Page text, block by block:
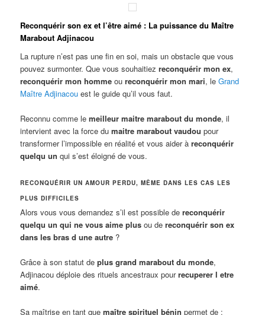
Reconquérir son ex et l’être aimé : La puissance du Maître
Marabout Adjinacou
La rupture n’est pas une fin en soi, mais un obstacle que vous
pouvez surmonter. Que vous souhaitiezreconquérir mon ex,
reconquérir mon homme oureconquérir mon mari, leGrand
Maître Adjinacouest le guide qu’il vous faut.
Reconnu comme lemeilleur maitre marabout du monde, il
intervient avec la force dumaitre marabout vaudou pour
transformer l’impossible en réalité et vous aider àreconquérir
quelqu un qui s’est éloigné de vous.
RECONQUÉRIR UN AMOUR PERDU, MÊME DANS LES CAS LES
PLUS DIFFICILES
Alors vous vous demandez s’il est possible dereconquérir
quelqu un qui ne vous aime plus ou dereconquérir son ex
dans les bras d une autre ?
Grâce à son statut deplus grand marabout du monde,
Adjinacou déploie des rituels ancestraux pourrecuperer l etre
aimé.
Sa maîtrise en tant quemaître spirituel bénin permet de :